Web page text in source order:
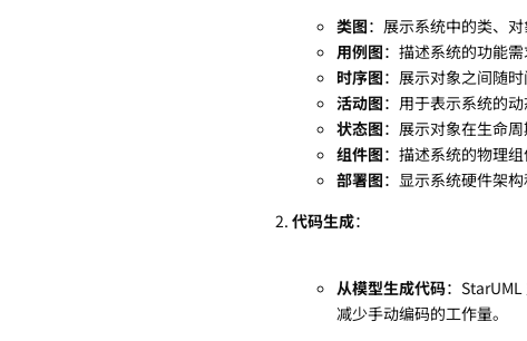
类图：展示系统中的类、
用例图：描述系统的功能
时序图：展示对象之间随时
活动图：用于表示系统的
状态图：展示对象在生命周
组件图：描述系统的物理组
部署图：显示系统硬件架构
代码生成：
从模型生成代码：
减少手动编码的工作量。